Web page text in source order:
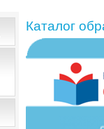
Каталог